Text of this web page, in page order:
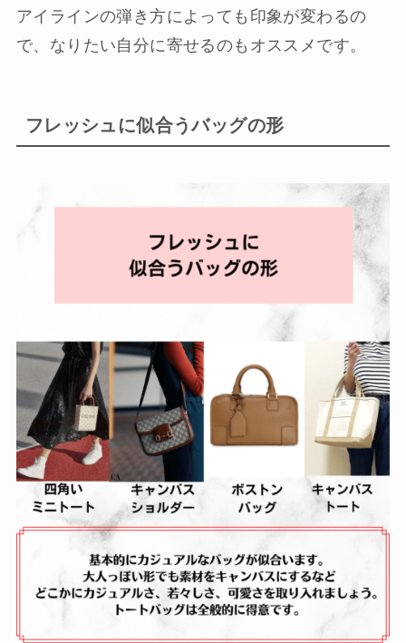
アイラインの弾き方によっても印象が変わるの
で、なりたい自分に寄せるのもオススメです。
フレッシュに似合うバッグの形